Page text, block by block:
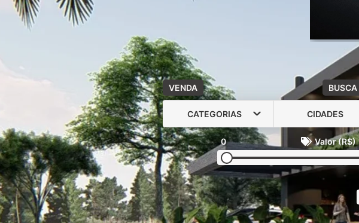
VENDA
CATEGORIAS CIDADES
0 Valor (R$)